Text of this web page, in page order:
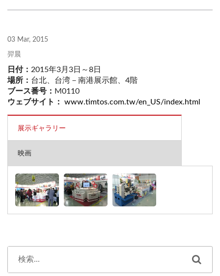
03 Mar, 2015
羿晨
日付： 2015年3月3日～8日
場所： 台北、台湾－南港展示館、4階
ブース番号： M0110
ウェブサイト：
www.timtos.com.tw/en_US/index.html
展示ギャラリー
映画